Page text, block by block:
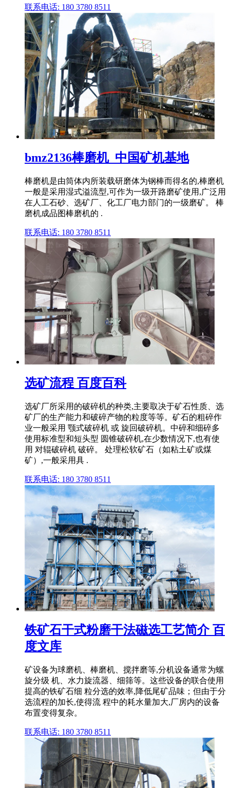
联系电话: 180 3780 8511
bmz2136棒磨机_中国矿机基地
棒磨机是由筒体内所装载研磨体为钢棒而得名的,棒磨机
一般是采用湿式溢流型,可作为一级开路磨矿使用,广泛用
在人工石砂、选矿厂、化工厂电力部门的一级磨矿。 棒
磨机成品图棒磨机的 .
联系电话: 180 3780 8511
选矿流程 百度百科
选矿厂所采用的破碎机的种类,主要取决于矿石性质、选
矿厂的生产能力和破碎产物的粒度等等。矿石的粗碎作
业一般采用 颚式破碎机 或 旋回破碎机。中碎和细碎多
使用标准型和短头型 圆锥破碎机,在少数情况下,也有使
用 对辊破碎机 破碎。 处理松软矿石（如粘土矿或煤
矿）,一般采用具 .
联系电话: 180 3780 8511
铁矿石干式粉磨干法磁选工艺简介 百
度文库
矿设备为球磨机、棒磨机、搅拌磨等,分机设备通常为螺
旋分级 机、水力旋流器、细筛等。这些设备的联合使用
提高的铁矿石细 粒分选的效率,降低尾矿品味；但由于分
选流程的加长,使得流 程中的耗水量加大,厂房内的设备
布置变得复杂。
联系电话: 180 3780 8511